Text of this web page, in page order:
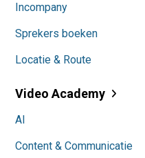
Incompany
Sprekers boeken
Locatie & Route
Video Academy
AI
Content & Communicatie